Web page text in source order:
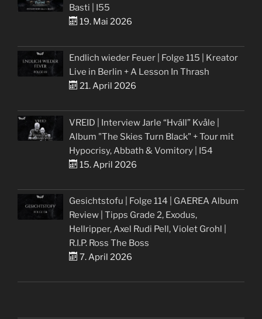
Basti | I55
19. Mai 2026
Endlich wieder Feuer | Folge 115 | Kreator
Live in Berlin + A Lesson In Thrash
21. April 2026
VREID | Interview Jarle “Hváll” Kvåle |
Album "The Skies Turn Black" + Tour mit
Hypocrisy, Abbath & Vomitory | I54
15. April 2026
Gesichtstofu | Folge 114 | GAEREA Album
Review | Tipps Grade 2, Exodus,
Hellripper, Axel Rudi Pell, Violet Grohl |
R.I.P. Ross The Boss
7. April 2026